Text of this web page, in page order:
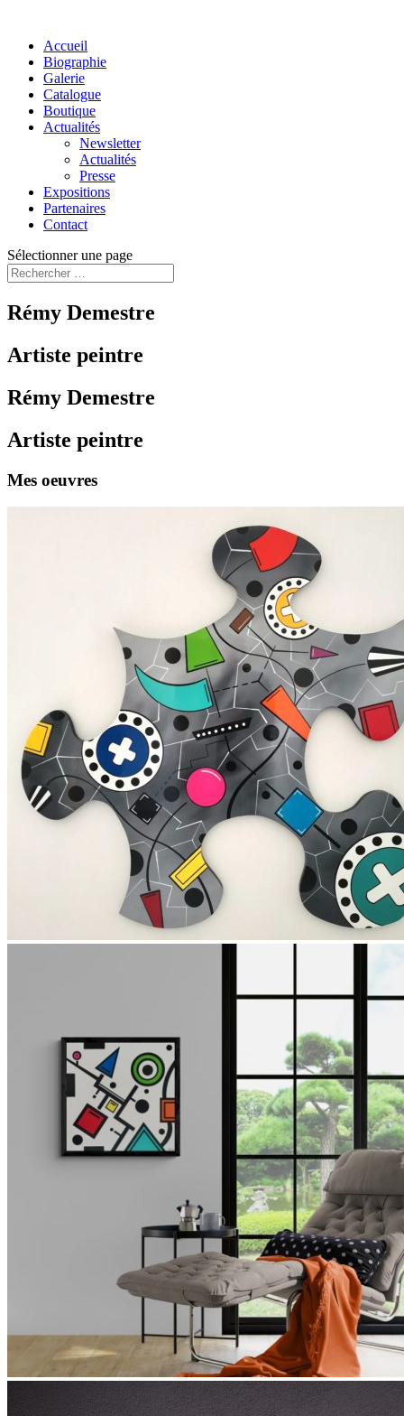
Accueil
Biographie
Galerie
Catalogue
Boutique
Actualités
Newsletter
Actualités
Presse
Expositions
Partenaires
Contact
Sélectionner une page
Rémy Demestre
Artiste peintre
Rémy Demestre
Artiste peintre
Mes oeuvres